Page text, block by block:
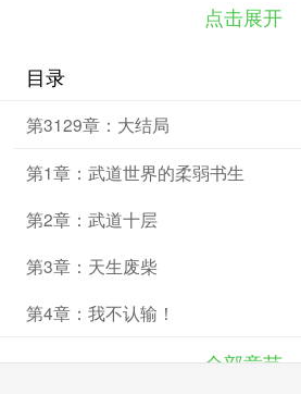
点击展开
目录
第3129章：大结局
第1章：武道世界的柔弱书生
第2章：武道十层
第3章：天生废柴
第4章：我不认输！
全部章节